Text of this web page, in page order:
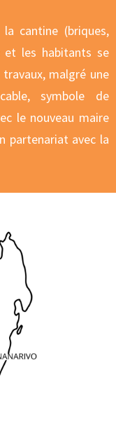
cantine (briques,
et les habitants se
malgré une
symbole de
le nouveau maire
partenariat avec la